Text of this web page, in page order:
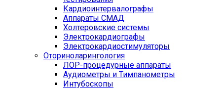
Кардиоинтервалографы
Аппараты СМАД
Холтеровские системы
Электрокардиографы
Электрокардиостимуляторы
Оториноларингология
ЛОР-процедурные аппараты
Аудиометры и Тимпанометры
Интубоскопы